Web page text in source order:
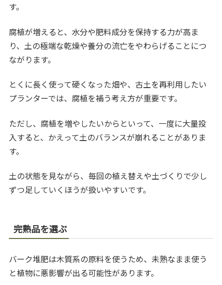
す。
腐植が増えると、水分や肥料成分を保持する力が高ま
り、土の極端な乾燥や養分の流亡をやわらげることにつ
ながります。
とくに長く使って硬くなった畑や、古土を再利用したい
プランターでは、腐植を補う考え方が重要です。
ただし、腐植を増やしたいからといって、一度に大量投
入すると、かえって土のバランスが崩れることがありま
す。
土の状態を見ながら、毎回の植え替えや土づくりで少し
ずつ足していくほうが扱いやすいです。
完熟品を選ぶ
バーク堆肥は木質系の原料を使うため、未熟なまま使う
と植物に悪影響が出る可能性があります。